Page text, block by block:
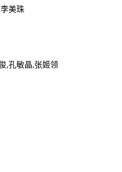
美珠
,孔敏晶,张姬领